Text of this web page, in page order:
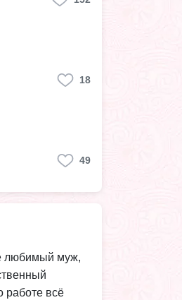
18
49
любимый муж,
работе всё